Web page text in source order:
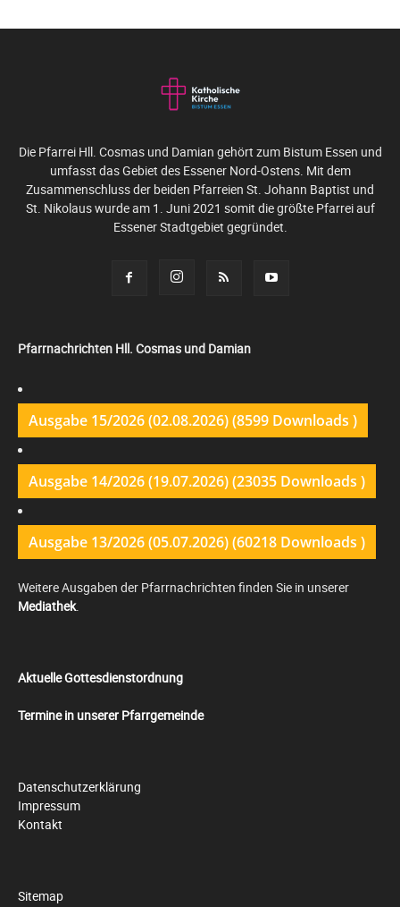
Die Pfarrei Hll. Cosmas und Damian gehört zum Bistum Essen und
umfasst das Gebiet des Essener Nord-Ostens. Mit dem
Zusammenschluss der beiden Pfarreien St. Johann Baptist und
St. Nikolaus wurde am 1. Juni 2021 somit die größte Pfarrei auf
Essener Stadtgebiet gegründet.
Pfarrnachrichten Hll. Cosmas und Damian
Ausgabe 15/2026 (02.08.2026) (8599 Downloads )
Ausgabe 14/2026 (19.07.2026) (23035 Downloads )
Ausgabe 13/2026 (05.07.2026) (60218 Downloads )
Weitere Ausgaben der Pfarrnachrichten finden Sie in unserer
Mediathek.
Aktuelle Gottesdienstordnung
Termine in unserer Pfarrgemeinde
Datenschutzerklärung
Impressum
Kontakt
Sitemap